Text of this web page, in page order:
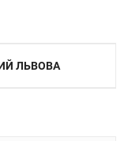
ЛЬВОВА